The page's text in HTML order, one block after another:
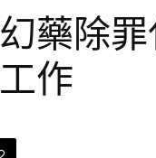
藥除
作